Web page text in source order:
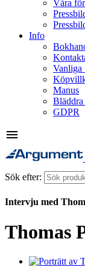
Våra
Info
Vanliga
Manus
GDPR
menu
Sök efter:
Intervju med
Thomas